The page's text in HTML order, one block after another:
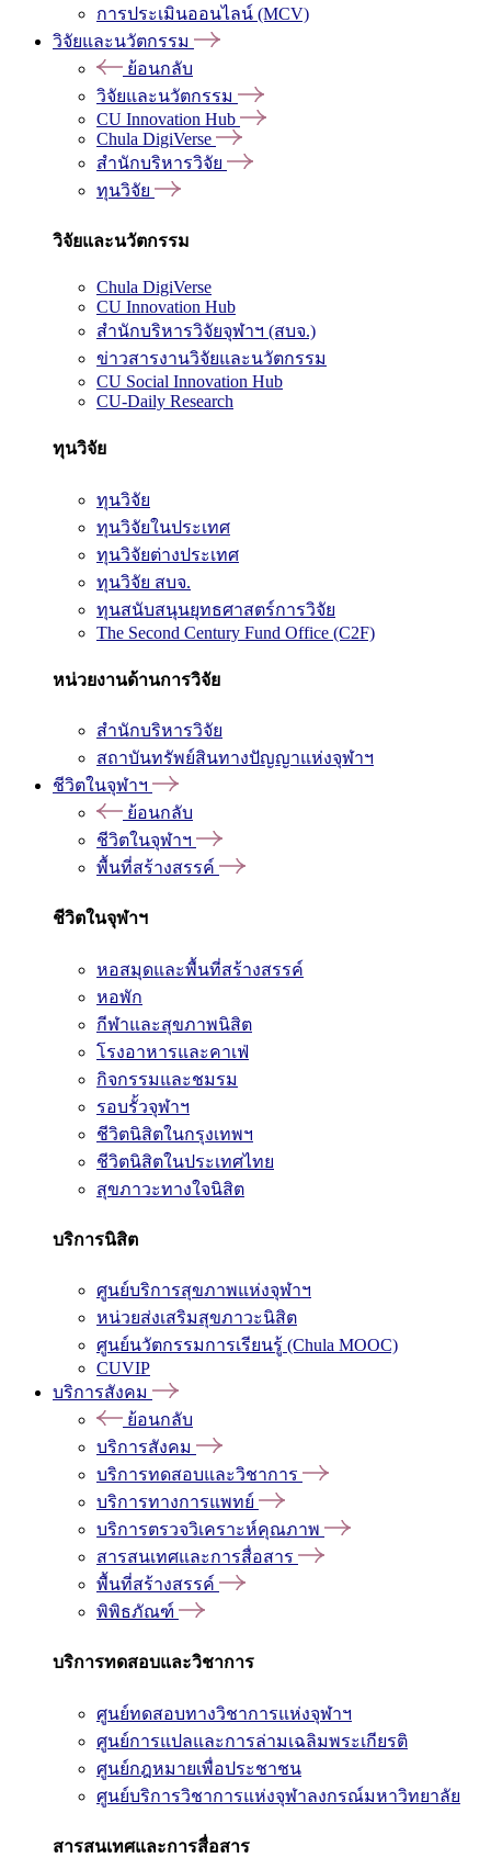
การประเมินออนไลน์ (MCV)
วิจัยและนวัตกรรม
ย้อนกลับ
วิจัยและนวัตกรรม
CU Innovation Hub
Chula DigiVerse
สำนักบริหารวิจัย
ทุนวิจัย
วิจัยและนวัตกรรม
Chula DigiVerse
CU Innovation Hub
สำนักบริหารวิจัยจุฬาฯ (สบจ.)
ข่าวสารงานวิจัยและนวัตกรรม
CU Social Innovation Hub
CU-Daily Research
ทุนวิจัย
ทุนวิจัย
ทุนวิจัยในประเทศ
ทุนวิจัยต่างประเทศ
ทุนวิจัย สบจ.
ทุนสนับสนุนยุทธศาสตร์การวิจัย
The Second Century Fund Office (C2F)
หน่วยงานด้านการวิจัย
สำนักบริหารวิจัย
สถาบันทรัพย์สินทางปัญญาแห่งจุฬาฯ
ชีวิตในจุฬาฯ
ย้อนกลับ
ชีวิตในจุฬาฯ
พื้นที่สร้างสรรค์
ชีวิตในจุฬาฯ
หอสมุดและพื้นที่สร้างสรรค์
หอพัก
กีฬาและสุขภาพนิสิต
โรงอาหารและคาเฟ่
กิจกรรมและชมรม
รอบรั้วจุฬาฯ
ชีวิตนิสิตในกรุงเทพฯ
ชีวิตนิสิตในประเทศไทย
สุขภาวะทางใจนิสิต
บริการนิสิต
ศูนย์บริการสุขภาพแห่งจุฬาฯ
หน่วยส่งเสริมสุขภาวะนิสิต
ศูนย์นวัตกรรมการเรียนรู้ (Chula MOOC)
CUVIP
บริการสังคม
ย้อนกลับ
บริการสังคม
บริการทดสอบและวิชาการ
บริการทางการแพทย์
บริการตรวจวิเคราะห์คุณภาพ
สารสนเทศและการสื่อสาร
พื้นที่สร้างสรรค์
พิพิธภัณฑ์
บริการทดสอบและวิชาการ
ศูนย์ทดสอบทางวิชาการแห่งจุฬาฯ
ศูนย์การแปลและการล่ามเฉลิมพระเกียรติ
ศูนย์กฎหมายเพื่อประชาชน
ศูนย์บริการวิชาการแห่งจุฬาลงกรณ์มหาวิทยาลัย
สารสนเทศและการสื่อสาร